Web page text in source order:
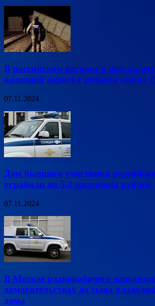
В российском регионе в
железной дороге с рельсов сошло
07.11.2024
Дом бывшего участника
ограбили на 5,2 миллиона рублей
07.11.2024
В Москве разнорабочего
домогательствах до сына
дома